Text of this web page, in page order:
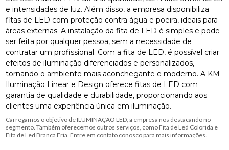
e intensidades de luz. Além disso, a empresa disponibiliza
fitas de LED com proteção contra água e poeira, ideais para
áreas externas. A instalação da fita de LED é simples e pode
ser feita por qualquer pessoa, sem a necessidade de
contratar um profissional. Com a fita de LED, é possível criar
efeitos de iluminação diferenciados e personalizados,
tornando o ambiente mais aconchegante e moderno. A KM
Iluminação Linear e Design oferece fitas de LED com
garantia de qualidade e durabilidade, proporcionando aos
clientes uma experiência única em iluminação.
Carregamos o objetivo de ILUMINAÇÃO LED, a empresa nos destacando no
segmento. Também oferecemos outros serviços, como Fita de Led Colorida e
Fita de Led Branca Fria. Entre em contato conosco para mais informações.